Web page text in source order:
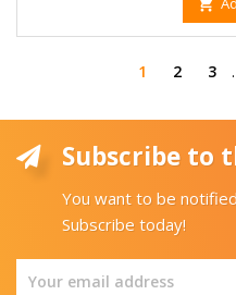

1 2 3
Subscribe to
You want to be
Subscribe today!